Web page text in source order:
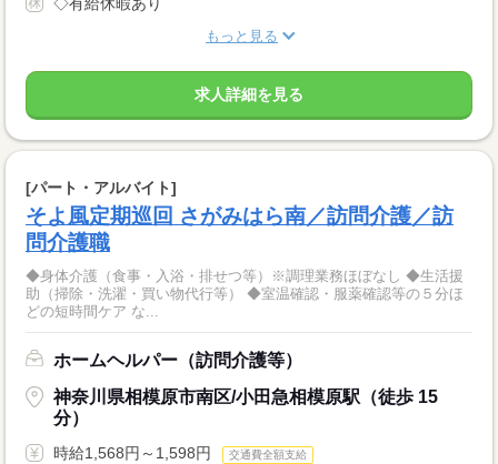
◇有給休暇あり
もっと見る
求人詳細を見る
[パート・アルバイト]
そよ風定期巡回 さがみはら南／訪問介護／訪
問介護職
◆身体介護（食事・入浴・排せつ等）※調理業務ほぼなし ◆生活援
助（掃除・洗濯・買い物代行等） ◆室温確認・服薬確認等の５分ほ
どの短時間ケア な...
ホームヘルパー（訪問介護等）
神奈川県相模原市南区/小田急相模原駅（徒歩 15
分）
時給1,568円～1,598円 交通費全額支給